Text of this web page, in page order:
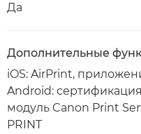
Да
Дополнительные
iOS: AirPrint,
Android:
модуль Canon Print
PRINT